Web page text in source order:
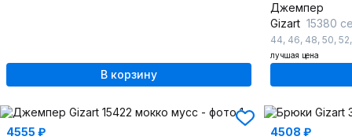
В корзину
Джемпер
Gizart 15380
44, 46, 48, 50, 52
лучшая цена
4555 ₽
4508 ₽